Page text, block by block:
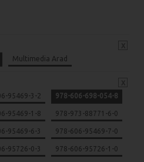
Multimedia Arad
95469-3-2 978-606-698-054-8
95469-1-8 978-973-88771-6-0
95469-6-3 978-606-95469-7-0
95726-0-3 978-606-95726-1-0